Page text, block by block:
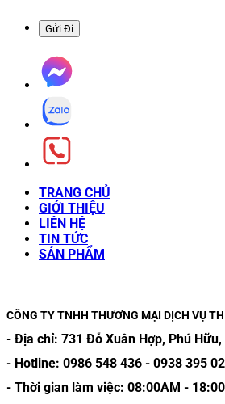
TRANG CHỦ
GIỚI THIỆU
LIÊN HỆ
TIN TỨC
SẢN PHẨM
CÔNG TY TNHH THƯƠNG MẠI DỊCH VỤ
- Địa chỉ: 731 Đỗ Xuân Hợp, Phú
- Hotline: 0986 548 436 - 0938 395
- Thời gian làm việc: 08:00AM -